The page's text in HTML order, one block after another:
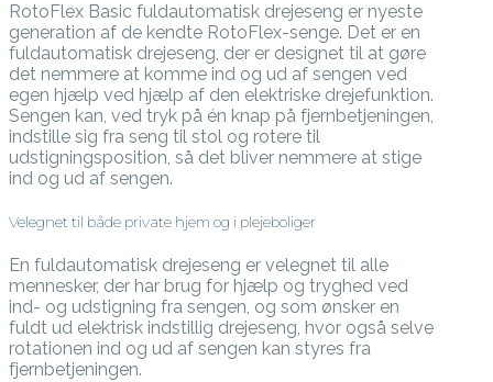
RotoFlex Basic fuldautomatisk drejeseng er nyeste
generation af de kendte RotoFlex-senge. Det er en
fuldautomatisk drejeseng, der er designet til at gøre
det nemmere at komme ind og ud af sengen ved
egen hjælp ved hjælp af den elektriske drejefunktion.
Sengen kan, ved tryk på én knap på fjernbetjeningen,
indstille sig fra seng til stol og rotere til
udstigningsposition, så det bliver nemmere at stige
ind og ud af sengen.
Velegnet til både private hjem og i plejeboliger
En fuldautomatisk drejeseng er velegnet til alle
mennesker, der har brug for hjælp og tryghed ved
ind- og udstigning fra sengen, og som ønsker en
fuldt ud elektrisk indstillig drejeseng, hvor også selve
rotationen ind og ud af sengen kan styres fra
fjernbetjeningen.